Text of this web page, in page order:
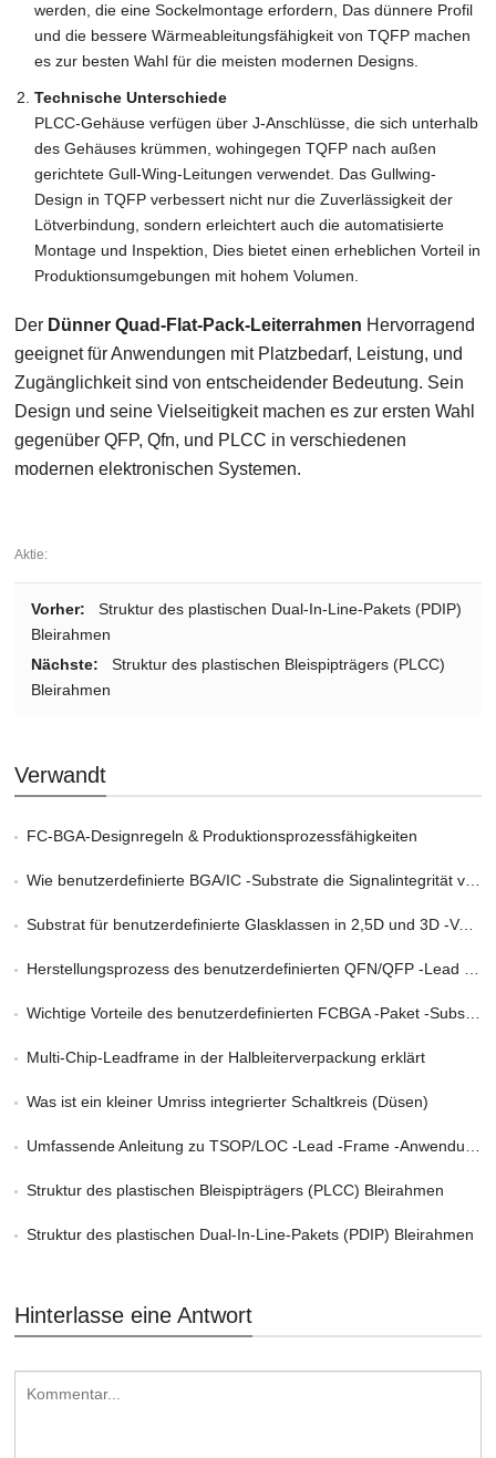
werden, die eine Sockelmontage erfordern, Das dünnere Profil
und die bessere Wärmeableitungsfähigkeit von TQFP machen
es zur besten Wahl für die meisten modernen Designs.
Technische Unterschiede
PLCC-Gehäuse verfügen über J-Anschlüsse, die sich unterhalb
des Gehäuses krümmen, wohingegen TQFP nach außen
gerichtete Gull-Wing-Leitungen verwendet. Das Gullwing-
Design in TQFP verbessert nicht nur die Zuverlässigkeit der
Lötverbindung, sondern erleichtert auch die automatisierte
Montage und Inspektion, Dies bietet einen erheblichen Vorteil in
Produktionsumgebungen mit hohem Volumen.
Der Dünner Quad-Flat-Pack-Leiterrahmen Hervorragend
geeignet für Anwendungen mit Platzbedarf, Leistung, und
Zugänglichkeit sind von entscheidender Bedeutung. Sein
Design und seine Vielseitigkeit machen es zur ersten Wahl
gegenüber QFP, Qfn, und PLCC in verschiedenen
modernen elektronischen Systemen.
Aktie:
Vorher:
Struktur des plastischen Dual-In-Line-Pakets (PDIP)
Bleirahmen
Nächste:
Struktur des plastischen Bleispipträgers (PLCC)
Bleirahmen
Verwandt
FC-BGA-Designregeln & Produktionsprozessfähigkeiten
Wie benutzerdefinierte BGA/IC -Substrate die Signalintegrität verbessern
Substrat für benutzerdefinierte Glasklassen in 2,5D und 3D -Verpackung
Herstellungsprozess des benutzerdefinierten QFN/QFP -Lead -Rahmens
Wichtige Vorteile des benutzerdefinierten FCBGA -Paket -Substratdienstes in HPC
Multi-Chip-Leadframe in der Halbleiterverpackung erklärt
Was ist ein kleiner Umriss integrierter Schaltkreis (Düsen)
Umfassende Anleitung zu TSOP/LOC -Lead -Frame -Anwendungen
Struktur des plastischen Bleispipträgers (PLCC) Bleirahmen
Struktur des plastischen Dual-In-Line-Pakets (PDIP) Bleirahmen
Hinterlasse eine Antwort